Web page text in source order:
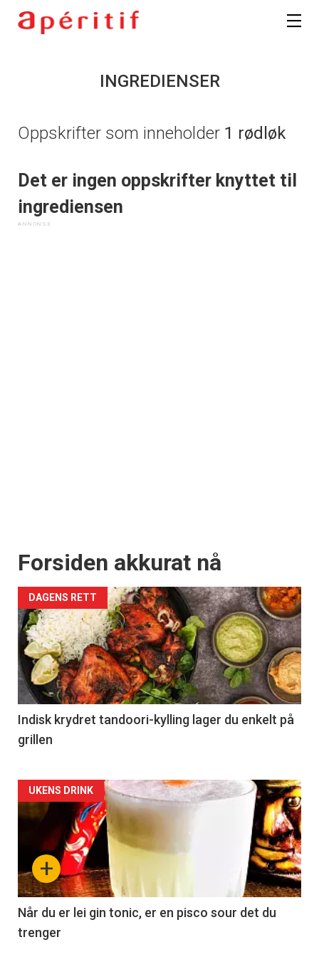
INGREDIENSER
Oppskrifter som inneholder 1 rødløk
Det er ingen oppskrifter knyttet til
ingrediensen
Forsiden akkurat nå
DAGENS RETT
Indisk krydret tandoori-kylling lager du enkelt på
grillen
Forsiden
akkurat
nå
-
2
+
UKENS DRINK
Når du er lei gin tonic, er en pisco sour det du
trenger